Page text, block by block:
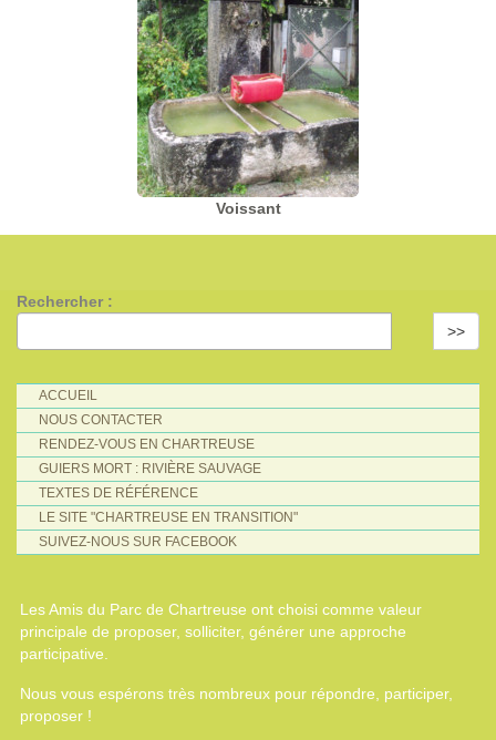
Voissant
Rechercher :
>>
ACCUEIL
NOUS CONTACTER
RENDEZ-VOUS EN CHARTREUSE
GUIERS MORT : RIVIÈRE SAUVAGE
TEXTES DE RÉFÉRENCE
LE SITE "CHARTREUSE EN TRANSITION"
SUIVEZ-NOUS SUR FACEBOOK
Les Amis du Parc de Chartreuse ont choisi comme valeur
principale de proposer, solliciter, générer une approche
participative.
Nous vous espérons très nombreux pour répondre, participer,
proposer !